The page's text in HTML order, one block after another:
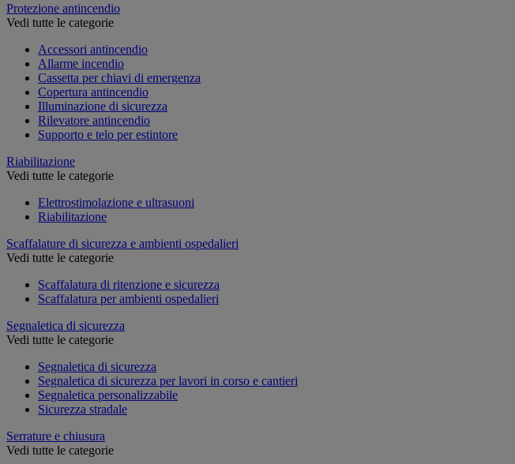
Protezione antincendio
Vedi tutte le categorie
Accessori antincendio
Allarme incendio
Cassetta per chiavi di emergenza
Copertura antincendio
Illuminazione di sicurezza
Rilevatore antincendio
Supporto e telo per estintore
Riabilitazione
Vedi tutte le categorie
Elettrostimolazione e ultrasuoni
Riabilitazione
Scaffalature di sicurezza e ambienti ospedalieri
Vedi tutte le categorie
Scaffalatura di ritenzione e sicurezza
Scaffalatura per ambienti ospedalieri
Segnaletica di sicurezza
Vedi tutte le categorie
Segnaletica di sicurezza
Segnaletica di sicurezza per lavori in corso e cantieri
Segnaletica personalizzabile
Sicurezza stradale
Serrature e chiusura
Vedi tutte le categorie